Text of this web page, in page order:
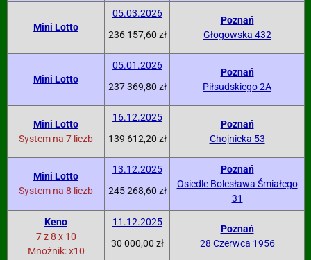
Mini Lotto
05.03.2026
236 157,60 zł
Poznań
Głogowska 432
Mini Lotto
05.01.2026
237 369,80 zł
Poznań
Piłsudskiego 2A
Mini Lotto
System na 7 liczb
16.12.2025
139 612,20 zł
Poznań
Chojnicka 53
Mini Lotto
System na 8 liczb
13.12.2025
245 268,60 zł
Poznań
Osiedle Bolesława Śmiałego
31
Keno
7 z 8 x 10
Mnożnik: x10
11.12.2025
30 000,00 zł
Poznań
28 Czerwca 1956